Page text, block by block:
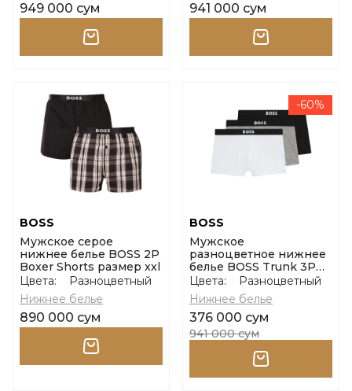
949 000 сум 941 000 сум
BOSS
Мужское серое
нижнее белье BOSS 2P
Boxer Shorts размер xxl
Цвета:
Разноцветный
Нижнее белье
890 000 сум
-60%
BOSS
Мужское
разноцветное нижнее
белье BOSS Trunk 3P
Boss One размер m
Цвета:
Разноцветный
Нижнее белье
376 000 сум
941 000 сум